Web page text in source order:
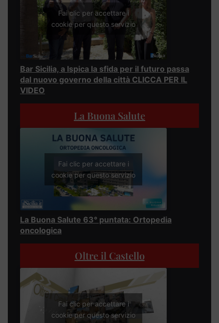
Fai clic per accettare i
cookie per questo servizio
Bar Sicilia, a Ispica la sfida per il futuro passa
dal nuovo governo della città CLICCA PER IL
VIDEO
La Buona Salute
Fai clic per accettare i
cookie per questo servizio
La Buona Salute 63° puntata: Ortopedia
oncologica
Oltre il Castello
Fai clic per accettare i
cookie per questo servizio